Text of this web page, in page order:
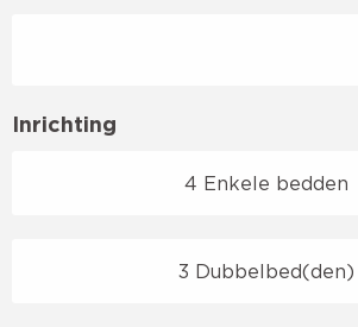
Inrichting
4 Enkele bedden
3 Dubbelbed(den)